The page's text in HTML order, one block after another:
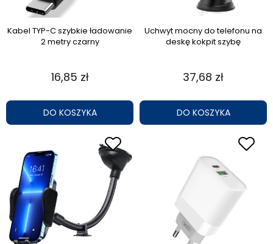
Kabel TYP-C szybkie ładowanie
2 metry czarny
16,85 zł
DO KOSZYKA
Uchwyt mocny do telefonu na
deskę kokpit szybę
37,68 zł
DO KOSZYKA